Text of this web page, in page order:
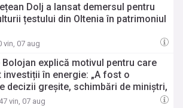
Dolj a lansat demersul pentru
țestului din Oltenia în patrimoniul
vin, 07 aug
Bolojan explică motivul pentru care
în energie: „A fost o
decizii greșite, schimbări de miniștri,
poate, uneori, și de rea-voință”
vin, 07 aug